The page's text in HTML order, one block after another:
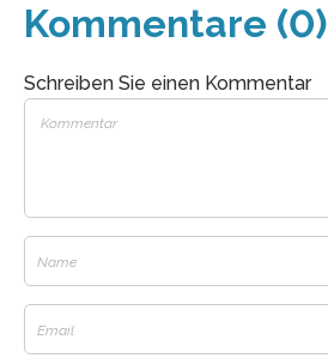
Kommentare (0)
Schreiben Sie einen Kommentar